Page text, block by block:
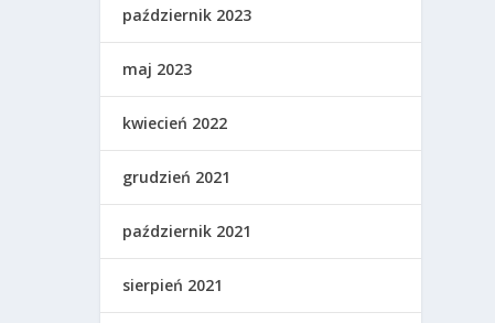
październik 2023
maj 2023
kwiecień 2022
grudzień 2021
październik 2021
sierpień 2021